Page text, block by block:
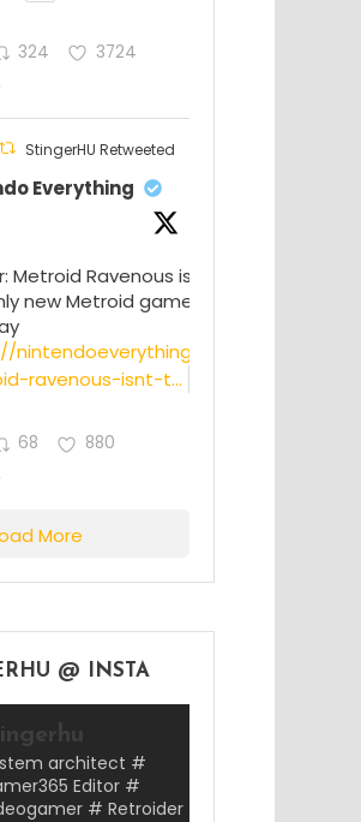
324 3724
StingerHU Retweeted
Everything
Metroid Ravenous isn’t
new Metroid game on
nintendoeverything.com/rumor-
ravenous-isnt-t...
68 880
More
@ INSTA
architect #
Editor #
# Retroider